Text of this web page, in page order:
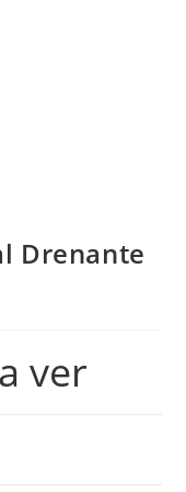
Drenante
ver